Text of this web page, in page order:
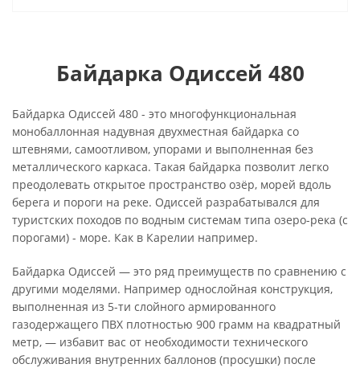
Байдарка Одиссей 480
Байдарка Одиссей 480 - это многофункциональная
монобаллонная надувная двухместная байдарка со
штевнями, самоотливом, упорами и выполненная без
металлического каркаса. Такая байдарка позволит легко
преодолевать открытое пространство озёр, морей вдоль
берега и пороги на реке. Одиссей разрабатывался для
туристских походов по водным системам типа озеро-река (с
порогами) - море. Как в Карелии например.
Байдарка Одиссей — это ряд преимуществ по сравнению с
другими моделями. Например однослойная конструкция,
выполненная из 5-ти слойного армированного
газодержащего ПВХ плотностью 900 грамм на квадратный
метр, — избавит вас от необходимости технического
обслуживания внутренних баллонов (просушки) после